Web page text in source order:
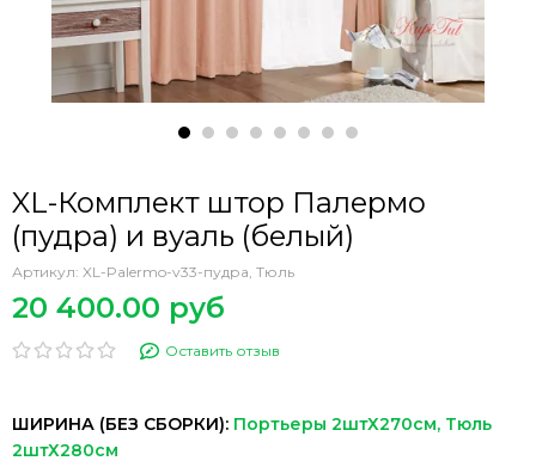
XL-Комплект штор Палермо
(пудра) и вуаль (белый)
Артикул: XL-Palermo-v33-пудра, Тюль
20 400.00 руб
Оставить отзыв
ШИРИНА (БЕЗ СБОРКИ): Портьеры 2штХ270см, Тюль
2штХ280см